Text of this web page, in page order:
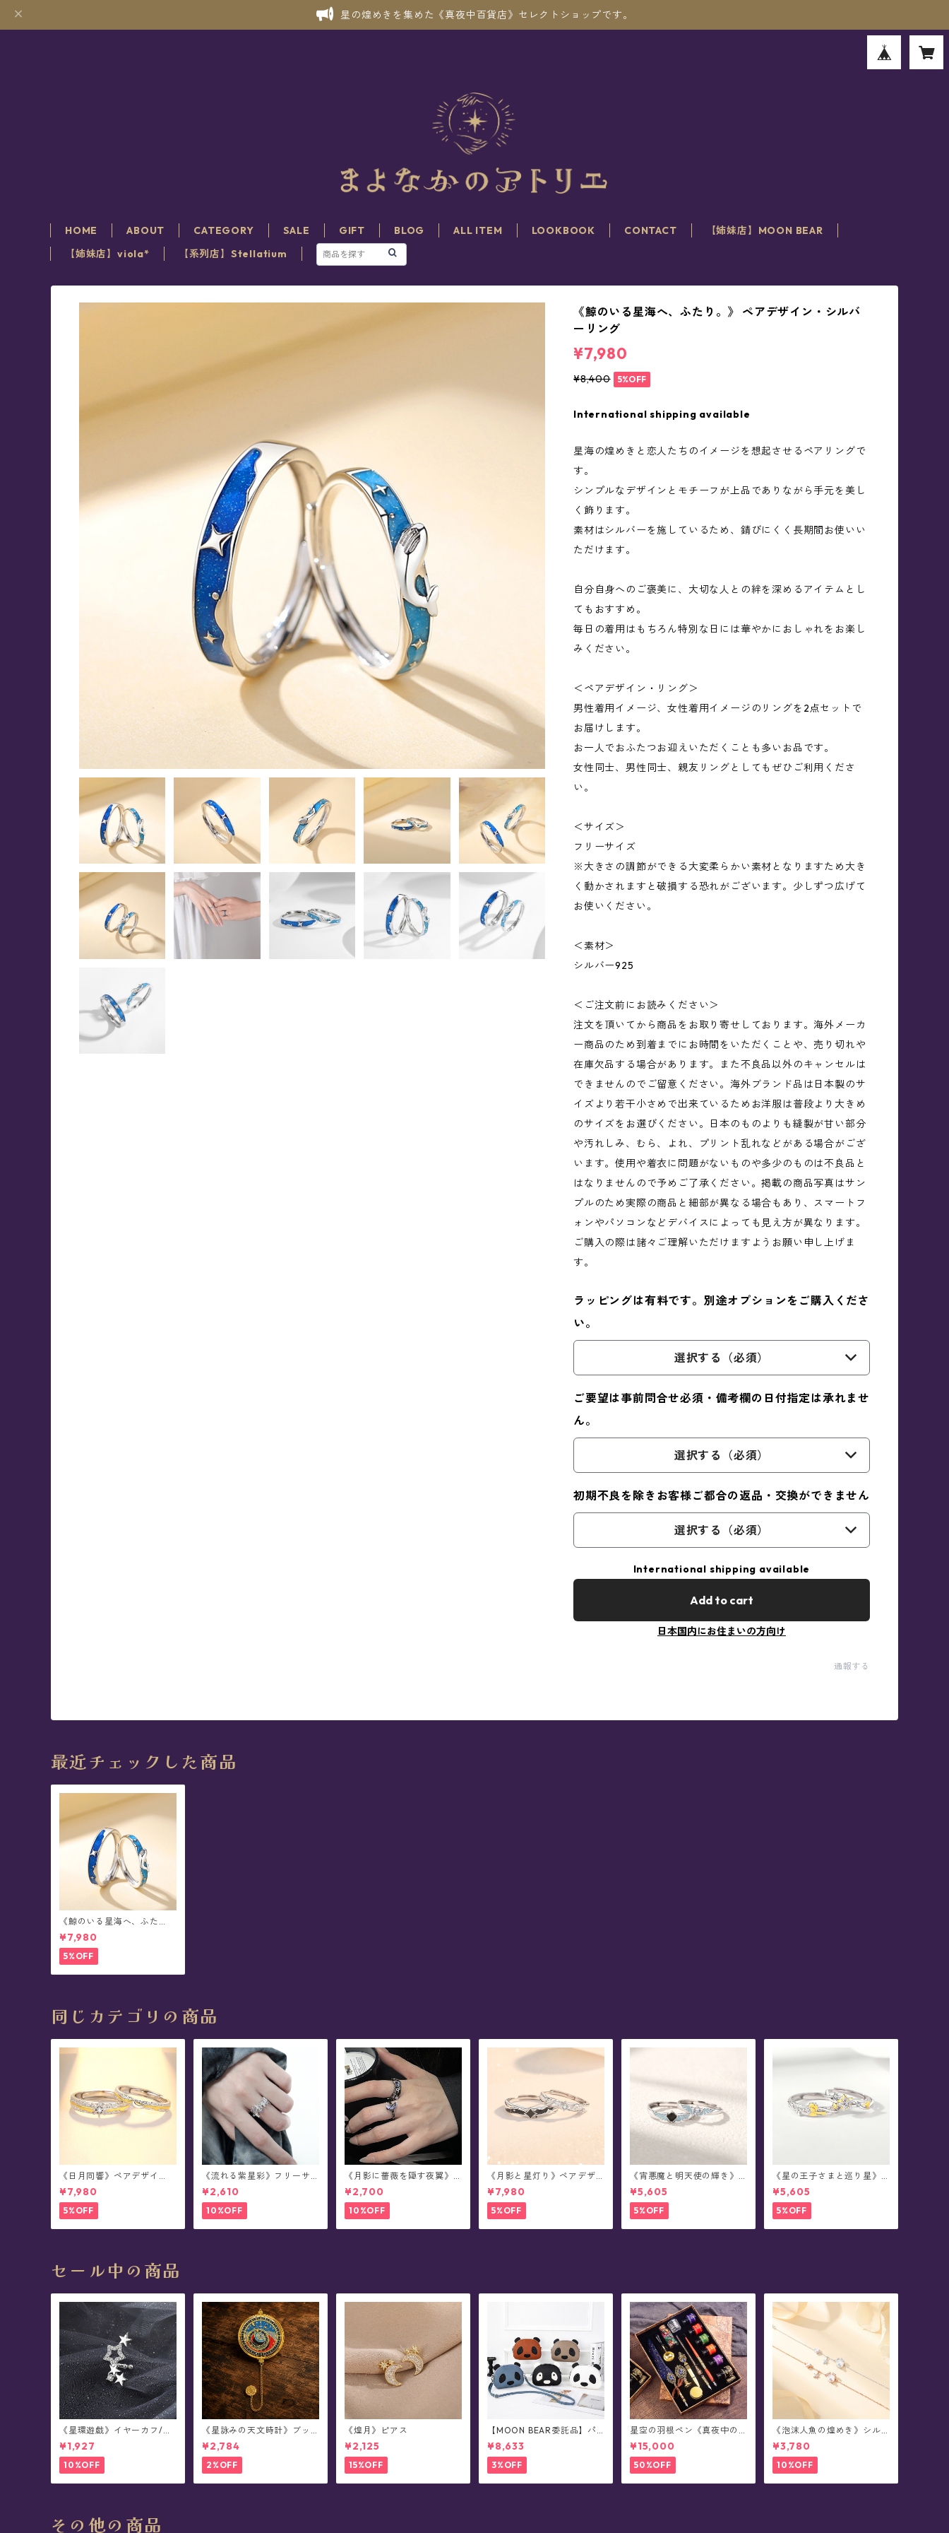
星の煌めきを集めた《真夜中百貨店》セレクトショップです。
HOME ABOUT CATEGORY SALE GIFT BLOG ALL ITEM LOOKBOOK CONTACT
【姉妹店】MOON BEAR
【姉妹店】viola*
【系列店】Stellatium
《鯨のいる星海へ、ふたり。》 ペアデザイン・シルバ
ーリング
¥7,980
¥8,400 5%OFF
International shipping available
星海の煌めきと恋人たちのイメージを想起させるペアリングで
す。
シンプルなデザインとモチーフが上品でありながら手元を美し
く飾ります。
素材はシルバーを施しているため、錆びにくく長期間お使いい
ただけます。
自分自身へのご褒美に、大切な人との絆を深めるアイテムとし
てもおすすめ。
毎日の着用はもちろん特別な日には華やかにおしゃれをお楽し
みください。
＜ペアデザイン・リング＞
男性着用イメージ、女性着用イメージのリングを2点セットで
お届けします。
お一人でおふたつお迎えいただくことも多いお品です。
女性同士、男性同士、親友リングとしてもぜひご利用くださ
い。
＜サイズ＞
フリーサイズ
※大きさの調節ができる大変柔らかい素材となりますため大き
く動かされますと破損する恐れがございます。少しずつ広げて
お使いください。
＜素材＞
シルバー925
＜ご注文前にお読みください＞
注文を頂いてから商品をお取り寄せしております。海外メーカ
ー商品のため到着までにお時間をいただくことや、売り切れや
在庫欠品する場合があります。また不良品以外のキャンセルは
できませんのでご留意ください。海外ブランド品は日本製のサ
イズより若干小さめで出来ているためお洋服は普段より大きめ
のサイズをお選びください。日本のものよりも縫製が甘い部分
や汚れしみ、むら、よれ、プリント乱れなどがある場合がござ
います。使用や着衣に問題がないものや多少のものは不良品と
はなりませんので予めご了承ください。掲載の商品写真はサン
プルのため実際の商品と細部が異なる場合もあり、スマートフ
ォンやパソコンなどデバイスによっても見え方が異なります。
ご購入の際は諸々ご理解いただけますようお願い申し上げま
す。
ラッピングは有料です。別途オプションをご購入くださ
い。
選択する（必須）
ご要望は事前問合せ必須・備考欄の日付指定は承れませ
ん。
選択する（必須）
初期不良を除きお客様ご都合の返品・交換ができません
選択する（必須）
International shipping available
Add to cart
日本国内にお住まいの方向け
通報する
最近チェックした商品
《鯨のいる星海へ、ふた
り。》 ペアデザイン・シル
バーリング
¥7,980
5%OFF
同じカテゴリの商品
《日月同響》ペアデザイ
ン・シルバーリング
¥7,980
5%OFF
《流れる紫星彩》フリーサ
イズ・リング
¥2,610
10%OFF
《月影に薔薇を隠す夜翼》
フリーサイズ・ペアデザイ
ン・リング(全2種)
¥2,700
10%OFF
《月影と星灯り》ペアデザ
イン・シルバーリング
¥7,980
5%OFF
《宵悪魔と明天使の輝き》
ペアデザイン・蓄光シルバ
ーリング(全2種)
¥5,605
5%OFF
《星の王子さまと巡り星》T
he Little Prince ペアデザイ
ン・シルバーリング(全2種)
¥5,605
5%OFF
セール中の商品
《星環遊戯》イヤーカフ/イ
ヤークリップ/イヤリング(片
耳用)
¥1,927
10%OFF
《星詠みの天文時計》ブッ
クマーカー(全3種)
¥2,784
2%OFF
《煌月》ピアス
¥2,125
15%OFF
【MOON BEAR委託品】パ
ンダさん・レザーショルダ
ーバッグ/ポシェット
¥8,633
3%OFF
星空の羽根ペン《真夜中の6
彩星魔法団》ガラスペン・
インクセット(シーリングス
タンプ付き/全8色)0011
¥15,000
50%OFF
《泡沫人魚の煌めき》シル
バーブレスレット
¥3,780
10%OFF
その他の商品